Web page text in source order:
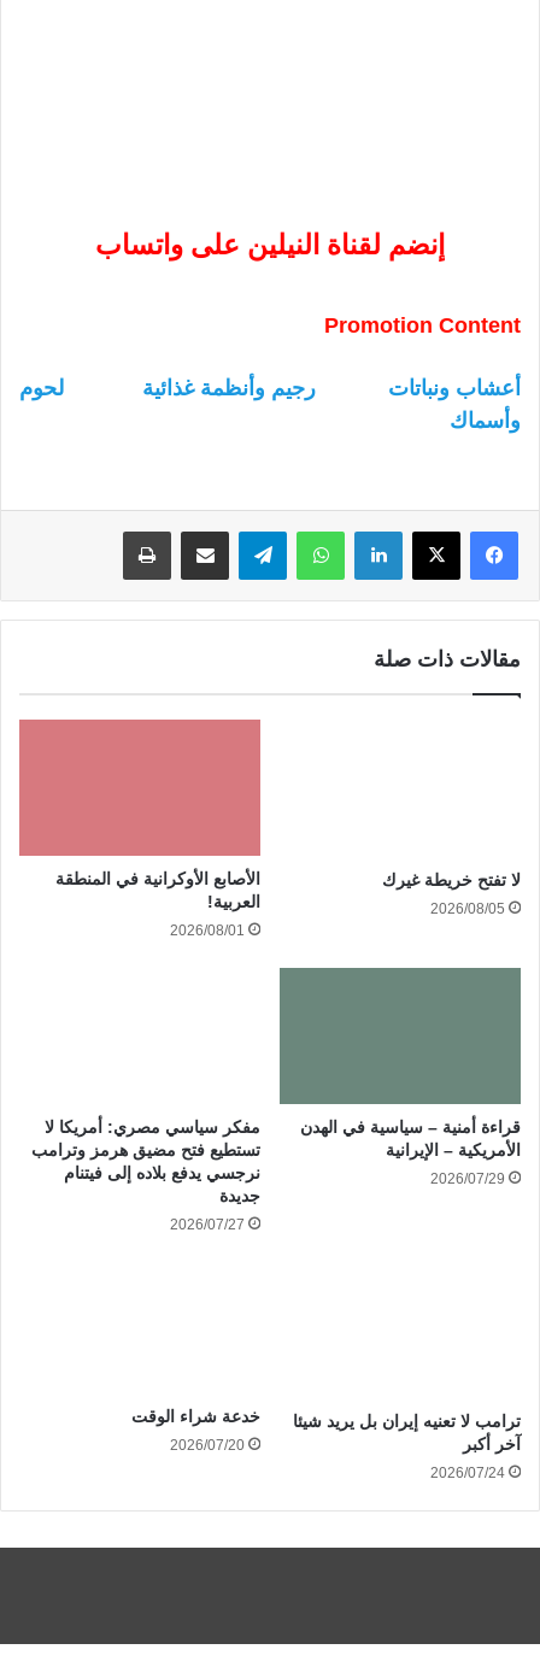
إنضم لقناة النيلين على واتساب
Promotion Content
أعشاب ونباتات رجيم وأنظمة غذائية
لحوم
وأسماك
لينكدإن واتساب
مقالات ذات صلة
لا تفتح خريطة غيرك
2026/08/05
الأصابع الأوكرانية في المنطقة
العربية!
2026/08/01
قراءة أمنية – سياسية في الهدن
الأمريكية – الإيرانية
2026/07/29
مفكر سياسي مصري: أمريكا لا
تستطيع فتح مضيق هرمز وترامب
نرجسي يدفع بلاده إلى فيتنام
جديدة
2026/07/27
ترامب لا تعنيه إيران بل يريد شيئا
آخر أكبر
2026/07/24
خدعة شراء الوقت
2026/07/20